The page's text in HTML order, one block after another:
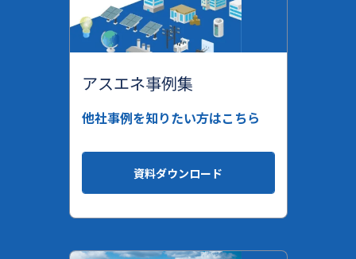
アスエネ事例集
他社事例を知りたい方はこちら
資料ダウンロード